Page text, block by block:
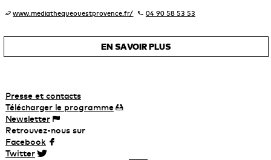
www.mediathequeouestprovence.fr/ 04 90 58 53 53
EN SAVOIR PLUS
Presse et contacts
Télécharger leprogramme
Newsletter
Retrouvez-nous sur
Facebook
Twitter